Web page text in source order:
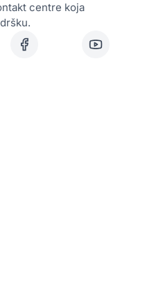
centre koja